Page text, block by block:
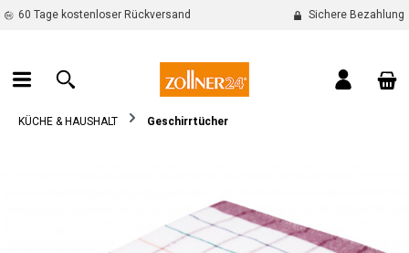
springen
60 Tage kostenloser Rückversand Sichere Bezahlung
KÜCHE & HAUSHALT Geschirrtücher